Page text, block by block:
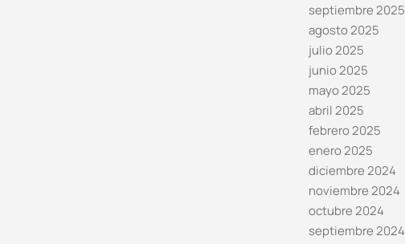
septiembre 2025
agosto 2025
julio 2025
junio 2025
mayo 2025
abril 2025
febrero 2025
enero 2025
diciembre 2024
noviembre 2024
octubre 2024
septiembre 2024